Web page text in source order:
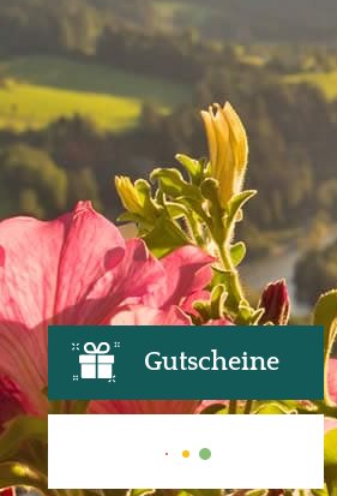
Gutscheine